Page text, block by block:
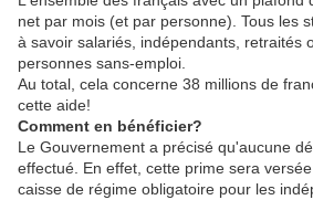
net par mois (et par personne). Tous les
à savoir salariés, indépendants, retraités
personnes sans-emploi.
Au total, cela concerne 38 millions de
cette aide!
Comment en bénéficier?
Le Gouvernement a précisé qu'aucune
effectué. En effet, cette prime sera
caisse de régime obligatoire pour les